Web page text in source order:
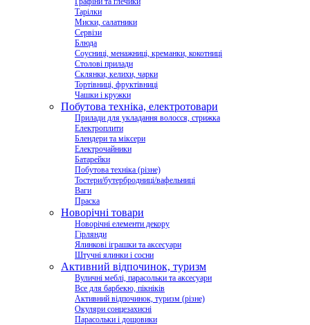
Тарілки
Миски, салатники
Сервізи
Блюда
Соусниці, менажниці, креманки, кокотниці
Столові прилади
Склянки, келихи, чарки
Тортівниці, фруктівниці
Чашки і кружки
Побутова техніка, електротовари
Прилади для укладання волосся, стрижка
Електроплити
Блендери та міксери
Електрочайники
Батарейки
Побутова техніка (різне)
Тостери/бутербродниці/вафельниці
Ваги
Праска
Новорічні товари
Новорічні елементи декору
Гірлянди
Ялинкові іграшки та аксесуари
Штучні ялинки і сосни
Активний відпочинок, туризм
Вуличні меблі, парасольки та аксесуари
Все для барбекю, пікніків
Активний відпочинок, туризм (різне)
Окуляри сонцезахисні
Парасольки і дощовики